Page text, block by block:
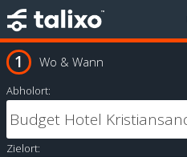
Wo & Wann
Abholort:
Zielort: